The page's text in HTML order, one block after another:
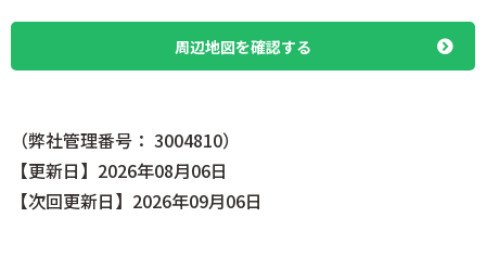
周辺地図を確認する
（弊社管理番号： 3004810）
【更新日】2026年08月06日
【次回更新日】2026年09月06日